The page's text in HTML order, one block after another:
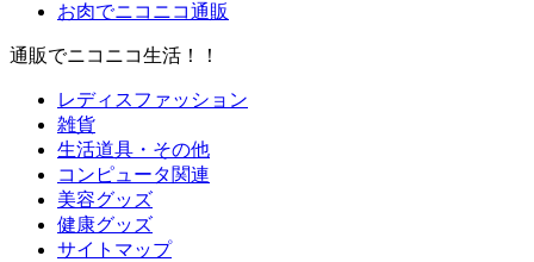
お肉でニコニコ通販
通販でニコニコ生活！！
レディスファッション
雑貨
生活道具・その他
コンピュータ関連
美容グッズ
健康グッズ
サイトマップ